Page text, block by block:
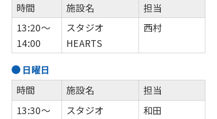
時間
13:20～
14:00
施設名
スタジオ
HEARTS
担当
西村
日曜日
時間
13:30～
施設名
スタジオ
担当
和田
use
automatic
service,
the
Japanese